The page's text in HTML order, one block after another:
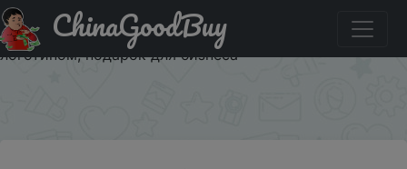
Купити на розпродажі Карта памяти JASTER флеш-диск
USB 2,0 64 ГБ, флешка с брелоком, с индивидуальным
логотипом, подарок для бизнеса
ChinaGoodBuy